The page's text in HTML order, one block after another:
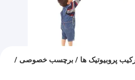
پروبیوتیک ها / برچسب خصوصی /